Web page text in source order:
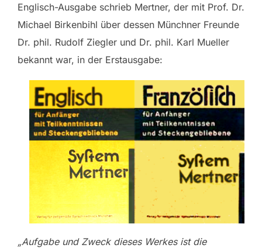
Englisch-Ausgabe schrieb Mertner, der mit Prof. Dr.
Michael Birkenbihl über dessen Münchner Freunde
Dr. phil. Rudolf Ziegler und Dr. phil. Karl Mueller
bekannt war, in der Erstausgabe:
„Aufgabe und Zweck dieses Werkes ist die